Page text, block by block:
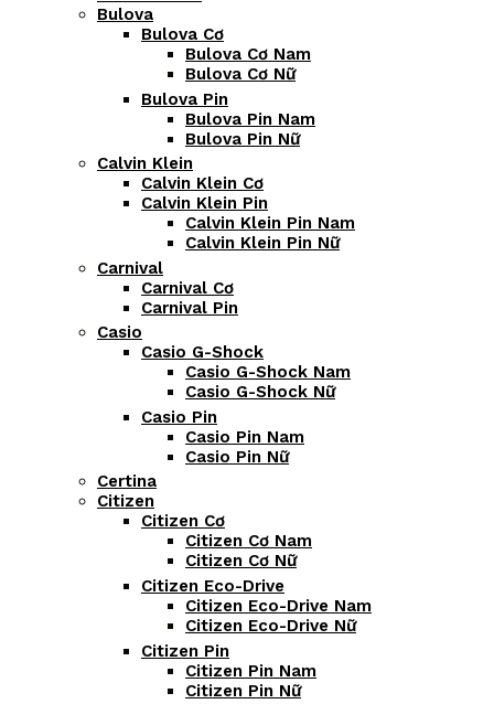
Bulova
Bulova Cơ
Bulova Cơ Nam
Bulova Cơ Nữ
Bulova Pin
Bulova Pin Nam
Bulova Pin Nữ
Calvin Klein
Calvin Klein Cơ
Calvin Klein Pin
Calvin Klein Pin Nam
Calvin Klein Pin Nữ
Carnival
Carnival Cơ
Carnival Pin
Casio
Casio G-Shock
Casio G-Shock Nam
Casio G-Shock Nữ
Casio Pin
Casio Pin Nam
Casio Pin Nữ
Certina
Citizen
Citizen Cơ
Citizen Cơ Nam
Citizen Cơ Nữ
Citizen Eco-Drive
Citizen Eco-Drive Nam
Citizen Eco-Drive Nữ
Citizen Pin
Citizen Pin Nam
Citizen Pin Nữ